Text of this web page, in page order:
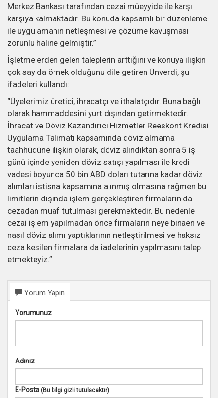
Merkez Bankası tarafından cezai müeyyide ile karşı
karşıya kalmaktadır. Bu konuda kapsamlı bir düzenleme
ile uygulamanın netleşmesi ve çözüme kavuşması
zorunlu haline gelmiştir.”
İşletmelerden gelen taleplerin arttığını ve konuya ilişkin
çok sayıda örnek olduğunu dile getiren Ünverdi, şu
ifadeleri kullandı:
“Üyelerimiz üretici, ihracatçı ve ithalatçıdır. Buna bağlı
olarak hammaddesini yurt dışından getirmektedir.
İhracat ve Döviz Kazandırıcı Hizmetler Reeskont Kredisi
Uygulama Talimatı kapsamında döviz almama
taahhüdüne ilişkin olarak, döviz alındıktan sonra 5 iş
günü içinde yeniden döviz satışı yapılması ile kredi
vadesi boyunca 50 bin ABD doları tutarına kadar döviz
alımları istisna kapsamına alınmış olmasına rağmen bu
limitlerin dışında işlem gerçekleştiren firmaların da
cezadan muaf tutulması gerekmektedir. Bu nedenle
cezai işlem yapılmadan önce firmaların neye binaen ve
nasıl döviz alımı yaptıklarının netleştirilmesi ve haksız
ceza kesilen firmalara da iadelerinin yapılmasını talep
etmekteyiz.”
Yorum Yapın
Yorumunuz
Adınız
E-Posta (Bu bilgi gizli tutulacaktır)